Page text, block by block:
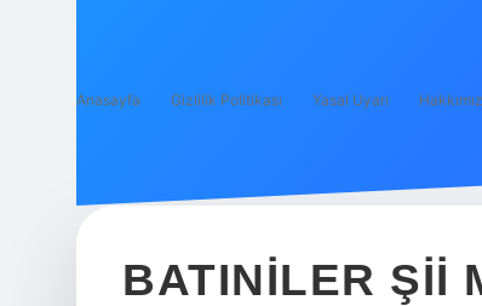
Anasayfa Gizlilik Politikası Yasal Uyarı
BATINILER ŞII